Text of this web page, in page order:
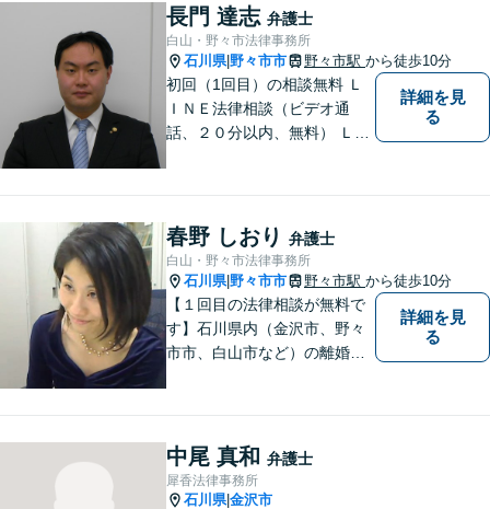
長門 達志 弁護士
白山・野々市法律事務所
石川県| 野々市市 野々市駅 から徒歩10分
初回（1回目）の相談無料 Ｌ
ＩＮＥ法律相談（ビデオ通
話、２０分以内、無料） ＬＩ
産、個人再生、任意整理）
や、 離婚、相続、交通事故、
慰謝料などの問題解決をお手
伝いします
詳細を見
る
春野 しおり 弁護士
白山・野々市法律事務所
石川県| 野々市市 野々市駅 から徒歩10分
【１回目の法律相談が無料で
す】石川県内（金沢市、野々
市市、白山市など）の離婚、
のお悩みも、女性の弁護士が
相談にのることができます。
【女性弁護士在籍】
詳細を見
る
中尾 真和 弁護士
犀香法律事務所
石川県|金沢市